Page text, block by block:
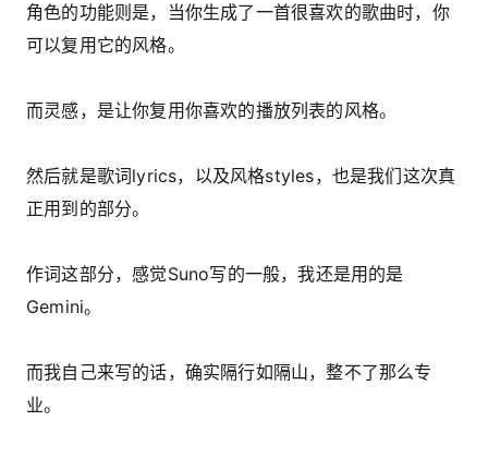
角色的功能则是，当你生成了一首很喜欢的歌曲时，你
可以复用它的风格。
而灵感，是让你复用你喜欢的播放列表的风格。
然后就是歌词lyrics，以及风格styles，也是我们这次真
正用到的部分。
作词这部分，感觉Suno写的一般，我还是用的是
Gemini。
而我自己来写的话，确实隔行如隔山，整不了那么专
业。